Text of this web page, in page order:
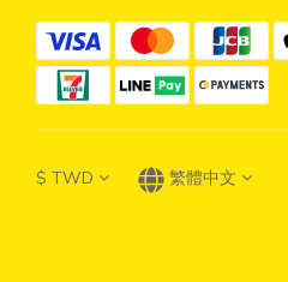
$ TWD 繁體中文